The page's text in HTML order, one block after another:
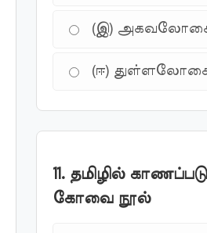
(இ)
(ஈ)
11. தமிழில்
கோவை நூல்